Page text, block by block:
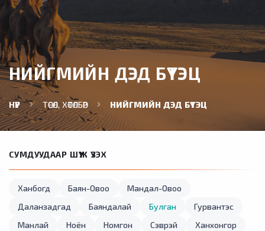
НИЙГМИЙН ДЭД БҮТЭЦ
НҮҮР ТӨСӨЛ, ХӨТӨЛБӨР НИЙГМИЙН ДЭД БҮТЭЦ
СУМДУУДААР ШҮҮЖ ҮЗЭХ
Ханбогд Баян-Овоо
Мандал-Овоо
Даланзадгад
Баяндалай Булган
Гурвантэс
Манлай
Ноён Номгон Сэврэй
Ханхонгор